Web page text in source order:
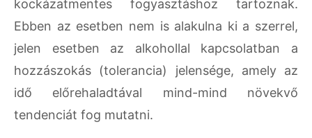
kockázatmentes fogyasztáshoz tartoznak.
Ebben az esetben nem is alakulna ki a szerrel,
jelen esetben az alkohollal kapcsolatban a
hozzászokás (tolerancia) jelensége, amely az
idő előrehaladtával mind-mind növekvő
tendenciát fog mutatni.